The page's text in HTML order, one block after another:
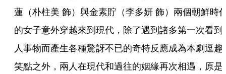
蓮（朴柱美 飾）與金素貯（李多妍 飾）兩個朝鮮時
的女子意外穿越來到現代，除了遇到諸多第一次看到
人事物而產生各種驚訝不已的奇特反應成為本劇逗趣
笑點之外，兩人在現代和過往的姻緣再次相遇，原是